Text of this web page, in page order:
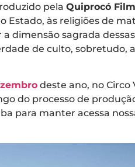
pela Quiprocó
Estado, às religiões de
dimensão sagrada
de culto, sobretudo,
deste ano, no Circo
do processo de
para manter acessa